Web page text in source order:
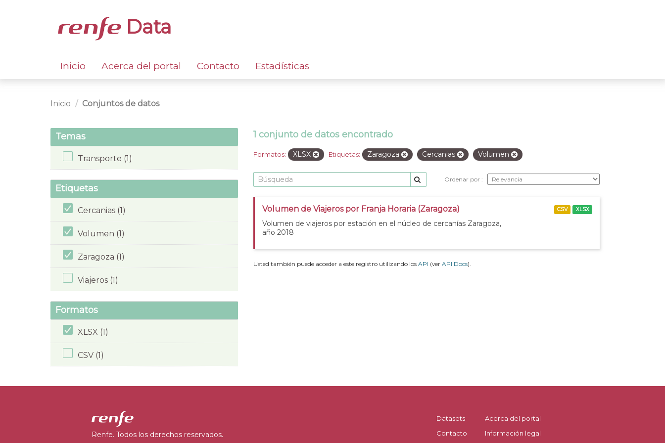
Data
Inicio Acerca del portal Contacto Estadísticas
Inicio Conjuntos de datos
Temas
Transporte (1)
Etiquetas
Cercanias (1)
Volumen (1)
Zaragoza (1)
Viajeros (1)
Formatos
XLSX (1)
CSV (1)
1 conjunto de datos encontrado
Formatos: XLSX Etiquetas: Zaragoza Cercanias Volumen
Ordenar por
Volumen de Viajeros por Franja Horaria (Zaragoza)
Volumen de viajeros por estación en el núcleo de cercanías Zaragoza,
año 2018
CSV XLSX
Usted también puede acceder a este registro utilizando los API (ver API Docs).
Renfe. Todos los derechos reservados.
Datasets
Contacto
Acerca del portal
Información legal